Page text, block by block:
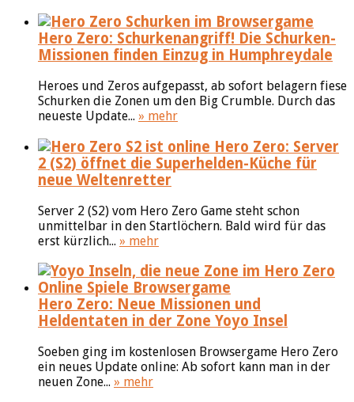
Hero Zero: Schurkenangriff! Die Schurken-
Missionen finden Einzug in Humphreydale
Heroes und Zeros aufgepasst, ab sofort belagern fiese
Schurken die Zonen um den Big Crumble. Durch das
neueste Update... » mehr
Hero Zero: Server
2 (S2) öffnet die Superhelden-Küche für
neue Weltenretter
Server 2 (S2) vom Hero Zero Game steht schon
unmittelbar in den Startlöchern. Bald wird für das
erst kürzlich... » mehr
Hero Zero: Neue Missionen und
Heldentaten in der Zone Yoyo Insel
Soeben ging im kostenlosen Browsergame Hero Zero
ein neues Update online: Ab sofort kann man in der
neuen Zone... » mehr